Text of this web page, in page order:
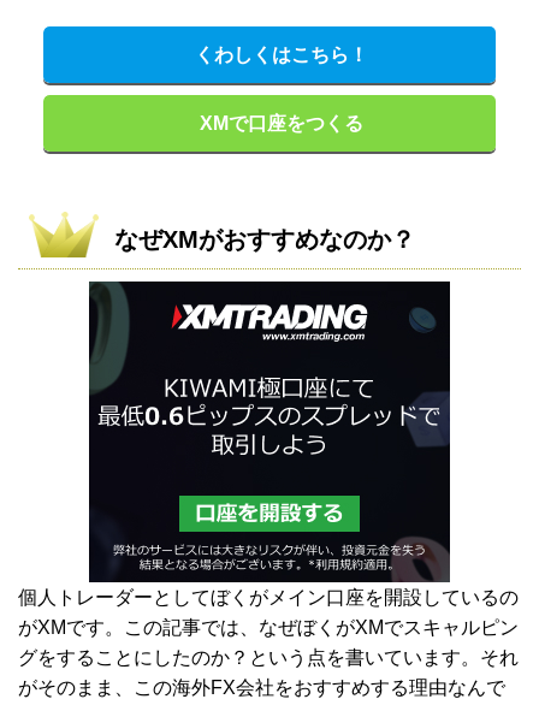
くわしくはこちら！
XMで口座をつくる
なぜXMがおすすめなのか？
個人トレーダーとしてぼくがメイン口座を開設しているの
がXMです。この記事では、なぜぼくがXMでスキャルピン
グをすることにしたのか？という点を書いています。それ
がそのまま、この海外FX会社をおすすめする理由なんで